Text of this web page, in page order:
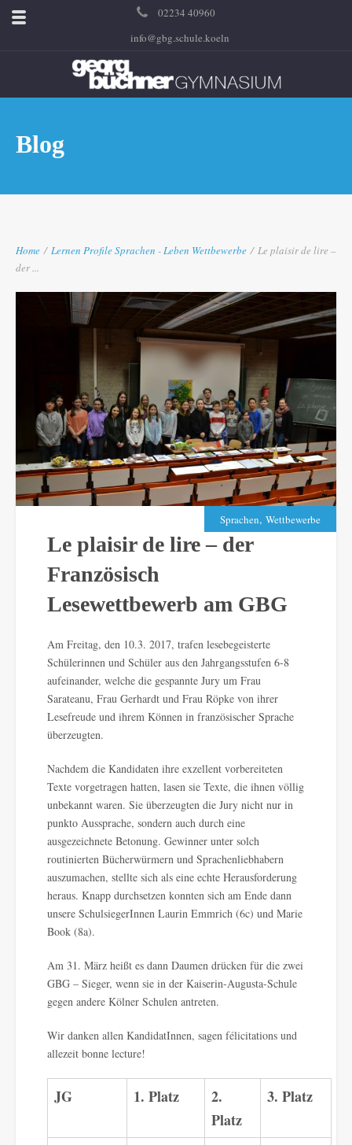
02234 40960
info@gbg.schule.koeln
Blog
Home / Lernen ProfileSprachen -Leben Wettbewerbe / Le plaisir de lire –
der ...
Sprachen, Wettbewerbe
Le plaisir de lire – der
Französisch
Lesewettbewerb am GBG
Am Freitag, den 10.3. 2017, trafen lesebegeisterte
Schülerinnen und Schüler aus den Jahrgangsstufen 6-8
aufeinander, welche die gespannte Jury um Frau
Sarateanu, Frau Gerhardt und Frau Röpke von ihrer
Lesefreude und ihrem Können in französischer Sprache
überzeugten.
Nachdem die Kandidaten ihre exzellent vorbereiteten
Texte vorgetragen hatten, lasen sie Texte, die ihnen völlig
unbekannt waren. Sie überzeugten die Jury nicht nur in
punkto Aussprache, sondern auch durch eine
ausgezeichnete Betonung. Gewinner unter solch
routinierten Bücherwürmern und Sprachenliebhabern
auszumachen, stellte sich als eine echte Herausforderung
heraus. Knapp durchsetzen konnten sich am Ende dann
unsere SchulsiegerInnen Laurin Emmrich (6c) und Marie
Book (8a).
Am 31. März heißt es dann Daumen drücken für die zwei
GBG – Sieger, wenn sie in der Kaiserin-Augusta-Schule
gegen andere Kölner Schulen antreten.
Wir danken allen KandidatInnen, sagen félicitations und
allezeit bonne lecture!
JG 1. Platz
2.
Platz
3. Platz